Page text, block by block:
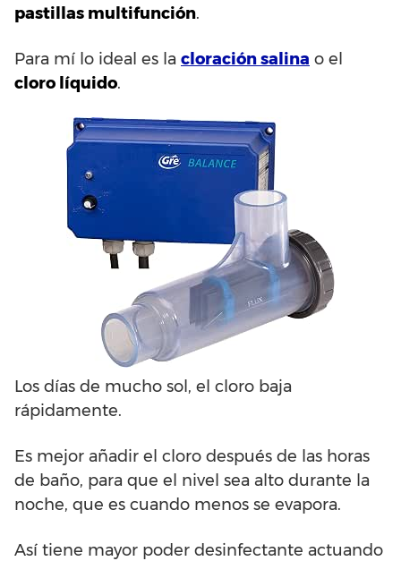
pastillas multifunción.
Para mí lo ideal es la cloración salina o el
cloro líquido.
Los días de mucho sol, el cloro baja
rápidamente.
Es mejor añadir el cloro después de las horas
de baño, para que el nivel sea alto durante la
noche, que es cuando menos se evapora.
Así tiene mayor poder desinfectante actuando